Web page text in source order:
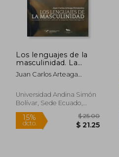
Los lenguajes de la
masculinidad. La
novela en América
Latina en la segunda
Juan Carlos Arteaga
Universidad Andina Simón
Bolívar, Sede Ecuado,
2024, Tapa Blanda, Nuevo